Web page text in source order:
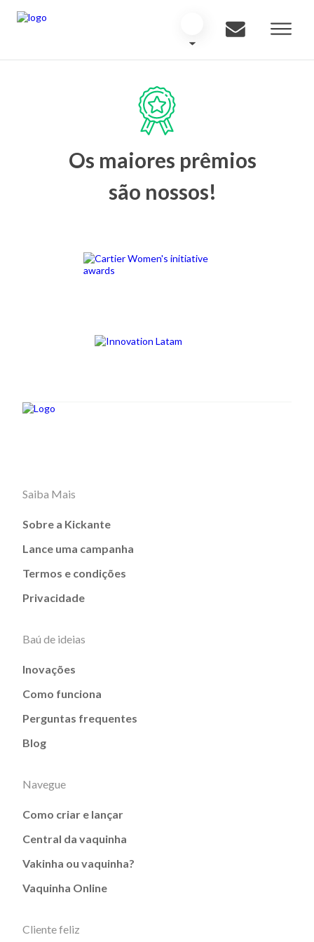
Os maiores prêmios
são nossos!
Saiba Mais
Sobre a Kickante
Lance uma campanha
Termos e condições
Privacidade
Baú de ideias
Inovações
Como funciona
Perguntas frequentes
Blog
Navegue
Como criar e lançar
Central da vaquinha
Vakinha ou vaquinha?
Vaquinha Online
Cliente feliz